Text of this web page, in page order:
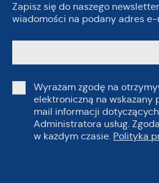
Zapisz się do naszego
wiadomości na podany adres e-
Wyrażam zgodę na
elektroniczną na wskazany
mail informacji
Administratora usług.
w każdym czasie. Polityka